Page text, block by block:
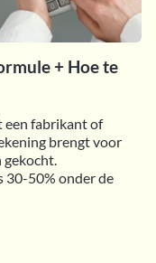
+ Hoe te
fabrikant of
brengt voor
gekocht.
30-50% onder de